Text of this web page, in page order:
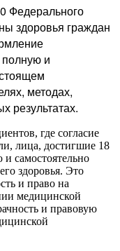
Федерального
здоровья граждан
полную и
методах,
результатах.
где согласие
лица, достигшие 18
самостоятельно
здоровья. Это
и право на
медицинской
и правовую